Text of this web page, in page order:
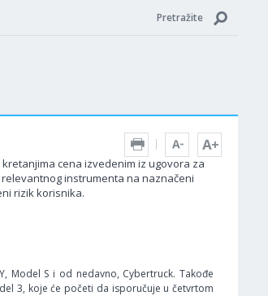
Pretražite
cena izvedenim iz ugovora za
instrumenta na naznačeni
rizik korisnika.
Model S i od nedavno, Cybertruck. Takođe
3, koje će početi da isporučuje u četvrtom